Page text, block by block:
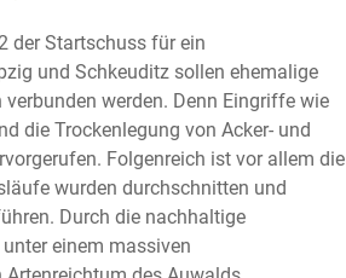
der Startschuss für ein
und Schkeuditz sollen ehemalige
werden. Denn Eingriffe wie
die Trockenlegung von Acker- und
Folgenreich ist vor allem die
wurden durchschnitten und
Durch die nachhaltige
einem massiven